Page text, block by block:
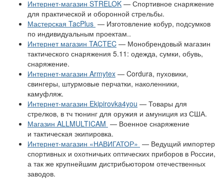
Интернет-магазин STRELOK — Спортивное снаряжение
для практической и оборонной стрельбы.
Мастерская TacPlus — Изготовление кобур, подсумков
по индивидуальным проектам..
Интернет магазин TACTEC — Монобрендовый магазин
тактического снаряжения 5.11: одежда, сумки, обувь,
снаряжение.
Интернет-магазин Armytex — Cordura, пуховики,
свингеры, штурмовые перчатки, наколенники,
камуфляж.
Интернет-магазин Ekipirovka4you — Товары для
стрелков, в тч тюнинг для оружия и амуниция из США.
Магазин ALLMULTICAM — Военное снаряжение
и тактическая экипировка.
Интернет-магазин «НАВИГАТОР» — Ведущий импортер
спортивных и охотничьих оптических приборов в России,
а так же крупнейшим дистрибьютором отечественных
заводов.